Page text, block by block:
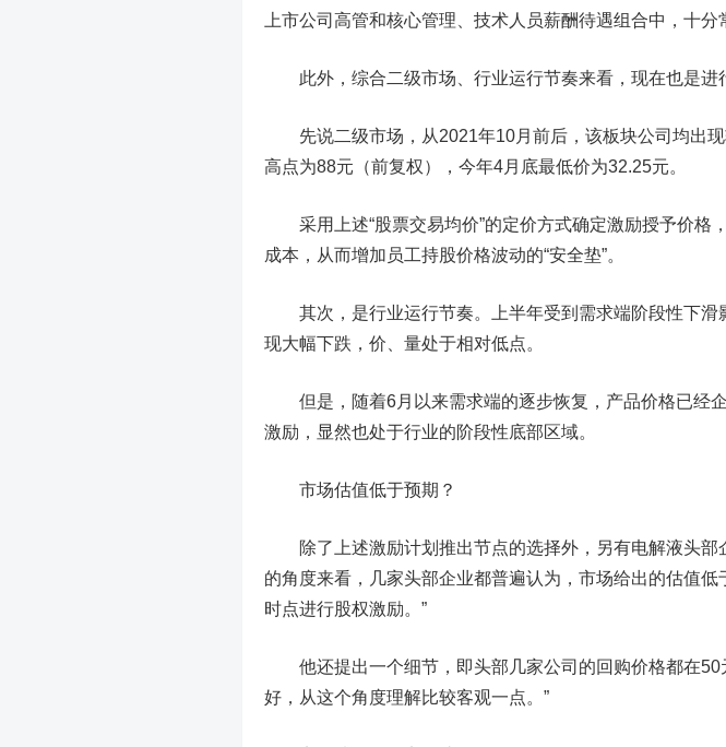
上市公司高管和核心管理、技术人员薪酬待遇组合中，十分
此外，综合二级市场、行业运行节奏来看，现在也是进
先说二级市场，从2021年10月前后，该板块公司均出现
高点为88元（前复权），今年4月底最低价为32.25元。
采用上述“股票交易均价”的定价方式确定激励授予价格
成本，从而增加员工持股价格波动的“安全垫”。
其次，是行业运行节奏。上半年受到需求端阶段性下滑
现大幅下跌，价、量处于相对低点。
但是，随着6月以来需求端的逐步恢复，产品价格已经
激励，显然也处于行业的阶段性底部区域。
市场估值低于预期？
除了上述激励计划推出节点的选择外，另有电解液头部
的角度来看，几家头部企业都普遍认为，市场给出的估值
时点进行股权激励。”
他还提出一个细节，即头部几家公司的回购价格都在50
好，从这个角度理解比较客观一点。”